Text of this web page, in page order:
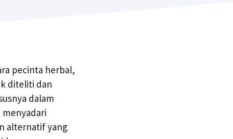
pecinta herbal,
diteliti dan
dalam
alternatif yang